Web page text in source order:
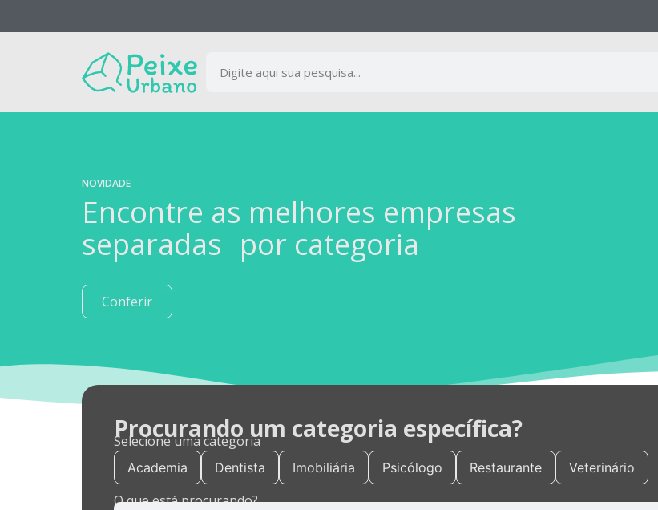
NOVIDADE
Encontre as melhores empresas
separadas por categoria
Conferir
Procurando um categoria específica?
Selecione uma categoria
Academia Dentista Imobiliária Psicólogo Restaurante Veterinário
O que está procurando?